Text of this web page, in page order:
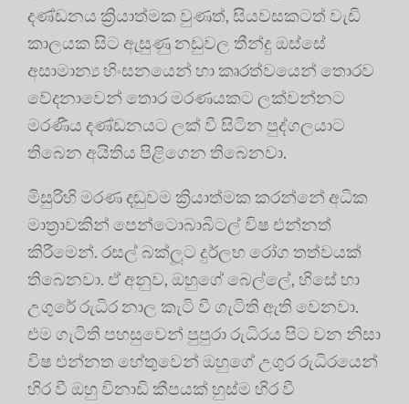
දණ්ඩනය ක්‍රියාත්මක වුණත්, සියවසකටත් වැඩි
කාලයක සිට ඇසුණු නඩුවල තීන්දු ඔස්සේ
අසාමාන්‍ය හිංසනයෙන් හා කෘරත්වයෙන් තොරව
වේදනාවෙන් තොර මරණයකට ලක්වන්නට
මරණීය දණ්ඩනයට ලක් වී සිටින පුද්ගලයාට
තිබෙන අයිතිය පිළිගෙන තිබෙනවා.
මිසුරිහි මරණ දඬුවම ක්‍රියාත්මක කරන්නේ අධික
මාත්‍රාවකින් පෙන්ටොබාබිටල් විෂ එන්නත්
කිරීමෙන්. රසල් බක්ලූට දුර්ලභ රෝග තත්වයක්
තිබෙනවා. ඒ අනුව, ඔහුගේ බෙල්ලේ, හිසේ හා
උගුරේ රුධිර නාල කැටි වී ගැටිති ඇති වෙනවා.
එම ගැටිති පහසුවෙන් පුපුරා රුධිරය පිට වන නිසා
විෂ එන්නත හේතුවෙන් ඔහුගේ උගුර රුධිරයෙන්
හිර වී ඔහු විනාඩි කීපයක් හුස්ම හිර වී